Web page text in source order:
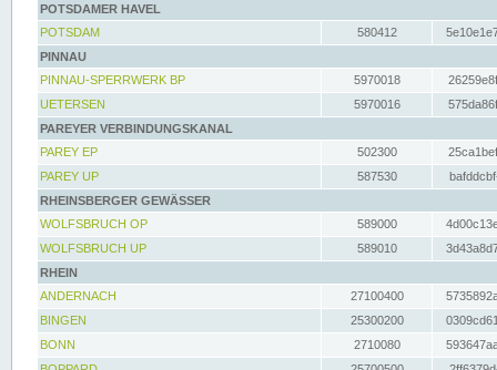
POTSDAMER HAVEL
POTSDAM
580412
PINNAU
PINNAU-SPERRWERK BP
5970018
UETERSEN
5970016
PAREYER VERBINDUNGSKANAL
PAREY EP
502300
PAREY UP
587530
RHEINSBERGER GEWÄSSER
WOLFSBRUCH OP
589000
WOLFSBRUCH UP
589010
RHEIN
ANDERNACH
27100400
BINGEN
25300200
BONN
2710080